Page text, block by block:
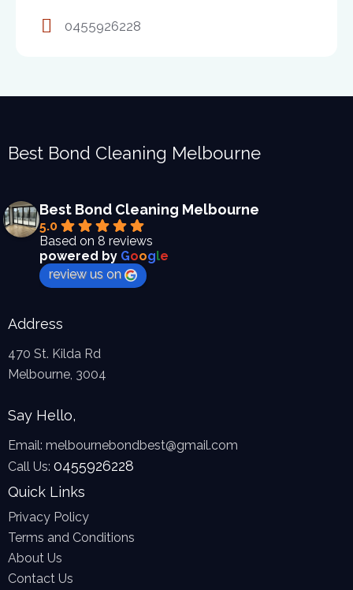
0455926228
Best Bond Cleaning Melbourne
Best Bond Cleaning Melbourne
5.0
Based on 8 reviews
powered by Google
review us on
Address
470 St. Kilda Rd
Melbourne, 3004
Say Hello,
Email: melbournebondbest@gmail.com
Call Us: 0455926228
Quick Links
Privacy Policy
Terms and Conditions
About Us
Contact Us